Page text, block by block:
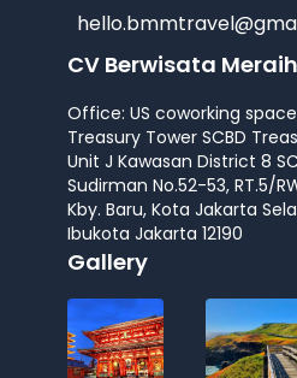
CV Berwisata
Office: US coworking space
Treasury Tower SCBD
Unit J Kawasan District 8
Sudirman No.52-53, RT.5/
Kby. Baru, Kota Jakarta
Ibukota Jakarta 12190
Gallery